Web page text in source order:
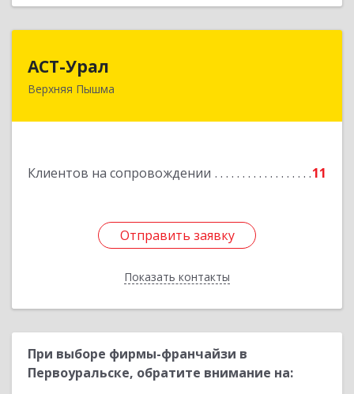
АСТ-Урал
Верхняя Пышма
Клиентов на сопровождении 11
Отправить заявку
Показать контакты
624090, Свердловская обл, Верхняя Пышма г,
Отправить заявку
Назад
При выборе фирмы-франчайзи в
Первоуральске, обратите внимание на: